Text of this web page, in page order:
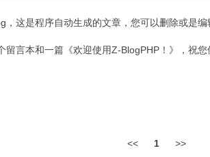
，这是程序自动生成的文章，您可以删除或是编
留言本和一篇《欢迎使用Z-BlogPHP！》，祝
<< 1 >>